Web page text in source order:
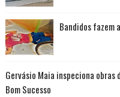
Bandidos fazem
Gervásio Maia inspeciona
Bom Sucesso